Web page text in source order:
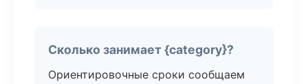
Сколько занимает {category}?
Ориентировочные сроки сообщаем